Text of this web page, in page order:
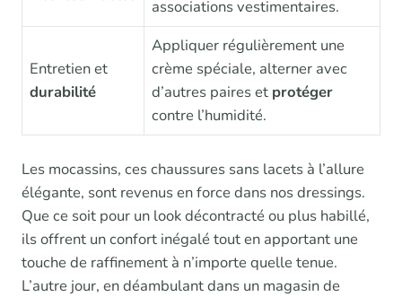
associations vestimentaires.
Entretien et
durabilité
Appliquer régulièrement une
crème spéciale, alterner avec
d’autres paires et protéger
contre l’humidité.
Les mocassins, ces chaussures sans lacets à l’allure
élégante, sont revenus en force dans nos dressings.
Que ce soit pour un look décontracté ou plus habillé,
ils offrent un confort inégalé tout en apportant une
touche de raffinement à n’importe quelle tenue.
L’autre jour, en déambulant dans un magasin de